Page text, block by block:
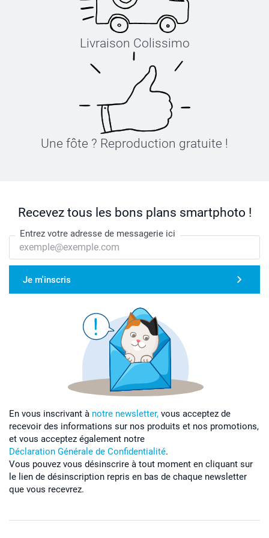
Livraison Colissimo
Une fôte ? Reproduction gratuite !
Recevez tous les bons plans smartphoto !
Entrez votre adresse de messagerie ici
Je m'inscris
En vous inscrivant à notre newsletter, vous acceptez de
recevoir des informations sur nos produits et nos promotions,
et vous acceptez également notre
Déclaration Générale de Confidentialité.
Vous pouvez vous désinscrire à tout moment en cliquant sur
le lien de désinscription repris en bas de chaque newsletter
que vous recevrez.